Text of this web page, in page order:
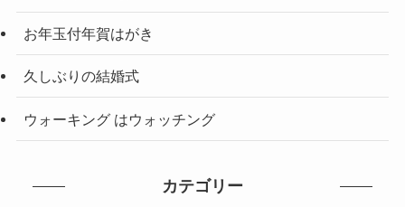
お年玉付年賀はがき
久しぶりの結婚式
ウォーキング はウォッチング
カテゴリー